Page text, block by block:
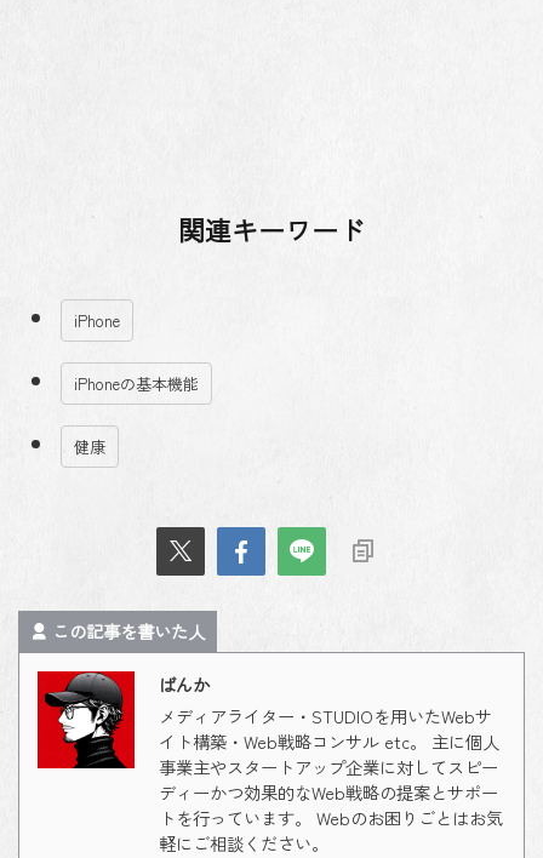
関連キーワード
iPhone
iPhoneの基本機能
健康
この記事を書いた人
ばんか
メディアライター・STUDIOを用いたWebサ
イト構築・Web戦略コンサル etc。 主に個人
事業主やスタートアップ企業に対してスピー
ディーかつ効果的なWeb戦略の提案とサポー
トを行っています。 Webのお困りごとはお気
軽にご相談ください。